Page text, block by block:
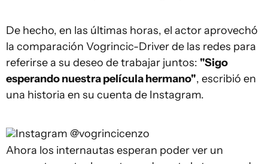
De hecho, en las últimas horas, el actor aprovechó
la comparación Vogrincic-Driver de las redes para
referirse a su deseo de trabajar juntos: "Sigo
esperando nuestra película hermano", escribió en
una historia en su cuenta de Instagram.
Instagram @vogrincicenzo
Ahora los internautas esperan poder ver un